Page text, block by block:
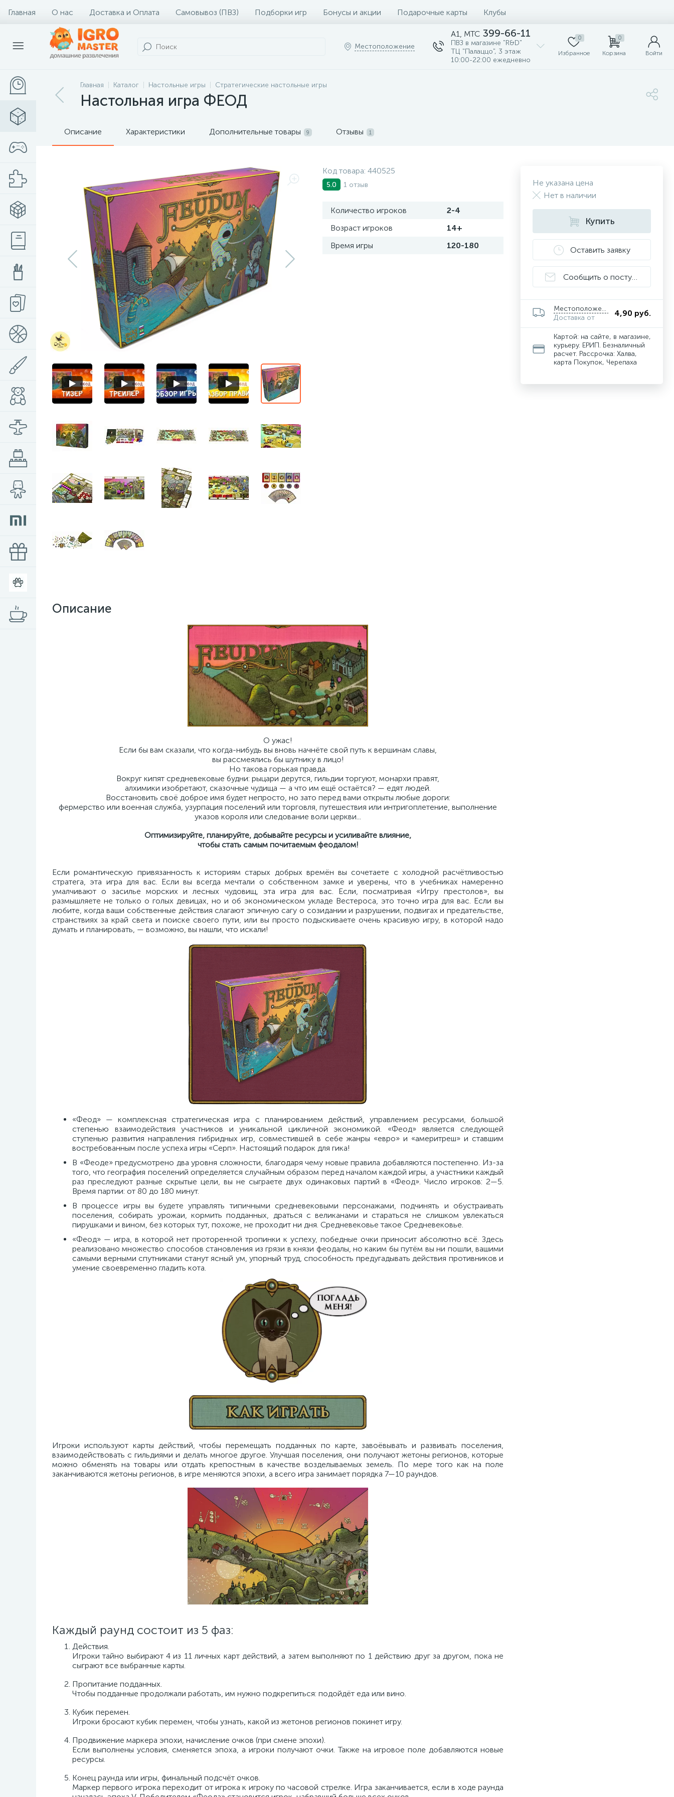
Главная О нас Доставка и Оплата Самовывоз (ПВЗ) Подборки игр Бонусы и акции Подарочные карты Клубы
Местоположение
A1, MTC 399-66-11
ПВЗ в магазине "R&D"
ТЦ "Палаццо", 3 этаж
10:00-22:00 ежедневно
0
Избранное
0
Корзина Войти
Главная Каталог Настольные игры Стратегические настольные игры
Настольная игра ФЕОД
Описание Характеристики Дополнительные товары 9 Отзывы 1
Код товара: 440525
5.0 1 отзыв
Количество игроков
2-4
Возраст игроков
14+
Время игры
120-180
Описание
О ужас!
Если бы вам сказали, что когда-нибудь вы вновь начнёте свой путь к вершинам славы,
вы рассмеялись бы шутнику в лицо!
Но такова горькая правда.
Вокруг кипят средневековые будни: рыцари дерутся, гильдии торгуют, монархи правят,
алхимики изобретают, сказочные чудища — а что им ещё остаётся? — едят людей.
Восстановить своё доброе имя будет непросто, но зато перед вами открыты любые дороги:
фермерство или военная служба, узурпация поселений или торговля, путешествия или интригоплетение, выполнение
указов короля или следование воли церкви...
Оптимизируйте, планируйте, добывайте ресурсы и усиливайте влияние,
чтобы стать самым почитаемым феодалом!
Если романтическую привязанность к историям старых добрых времён вы сочетаете с холодной расчётливостью
стратега, эта игра для вас. Если вы всегда мечтали о собственном замке и уверены, что в учебниках намеренно
умалчивают о засилье морских и лесных чудовищ, эта игра для вас. Если, посматривая «Игру престолов», вы
размышляете не только о голых девицах, но и об экономическом укладе Вестероса, это точно игра для вас. Если вы
любите, когда ваши собственные действия слагают эпичную сагу о созидании и разрушении, подвигах и предательстве,
странствиях за край света и поиске своего пути, или вы просто подыскиваете очень красивую игру, в которой надо
думать и планировать, — возможно, вы нашли, что искали!
«Феод» — комплексная стратегическая игра с планированием действий, управлением ресурсами, большой
степенью взаимодействия участников и уникальной цикличной экономикой. «Феод» является следующей
ступенью развития направления гибридных игр, совместившей в себе жанры «евро» и «америтреш» и ставшим
востребованным после успеха игры «Серп». Настоящий подарок для гика!
В «Феоде» предусмотрено два уровня сложности, благодаря чему новые правила добавляются постепенно. Из-за
того, что география поселений определяется случайным образом перед началом каждой игры, а участники каждый
раз преследуют разные скрытые цели, вы не сыграете двух одинаковых партий в «Феод». Число игроков: 2—5.
Время партии: от 80 до 180 минут.
В процессе игры вы будете управлять типичными средневековыми персонажами, подчинять и обустраивать
поселения, собирать урожаи, кормить подданных, драться с великанами и стараться не слишком увлекаться
пирушками и вином, без которых тут, похоже, не проходит ни дня. Средневековье такое Средневековье.
«Феод» — игра, в которой нет проторенной тропинки к успеху, победные очки приносит абсолютно всё. Здесь
реализовано множество способов становления из грязи в князи феодалы, но каким бы путём вы ни пошли, вашими
самыми верными спутниками станут ясный ум, упорный труд, способность предугадывать действия противников и
умение своевременно гладить кота.
Игроки используют карты действий, чтобы перемещать подданных по карте, завоёвывать и развивать поселения,
взаимодействовать с гильдиями и делать многое другое. Улучшая поселения, они получают жетоны регионов, которые
можно обменять на товары или отдать крепостным в качестве возделываемых земель. По мере того как на поле
заканчиваются жетоны регионов, в игре меняются эпохи, а всего игра занимает порядка 7—10 раундов.
Каждый раунд состоит из 5 фаз:
Действия.
Игроки тайно выбирают 4 из 11 личных карт действий, а затем выполняют по 1 действию друг за другом, пока не
сыграют все выбранные карты.
Пропитание подданных.
Чтобы подданные продолжали работать, им нужно подкрепиться: подойдёт еда или вино.
Кубик перемен.
Игроки бросают кубик перемен, чтобы узнать, какой из жетонов регионов покинет игру.
Продвижение маркера эпохи, начисление очков (при смене эпохи).
Если выполнены условия, сменяется эпоха, а игроки получают очки. Также на игровое поле добавляются новые
ресурсы.
Конец раунда или игры, финальный подсчёт очков.
Маркер первого игрока переходит от игрока к игроку по часовой стрелке. Игра заканчивается, если в ходе раунда
Не указана цена
Нет в наличии
Купить
Оставить заявку
Сообщить о поступлении
Местоположение
Доставка от
4,90 руб.
Картой: на сайте, в магазине,
курьеру. ЕРИП. Безналичный
расчет. Рассрочка: Халва,
карта Покупок, Черепаха